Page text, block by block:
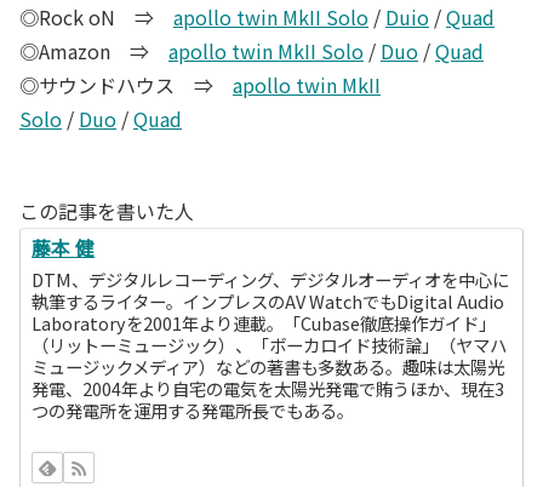
◎Rock oN ⇒ apollo twin MkII Solo / Duio /Quad
◎Amazon ⇒ apollo twin MkII Solo / Duo /Quad
◎サウンドハウス ⇒ apollo twin MkII
Solo / Duo /Quad
この記事を書いた人
藤本 健
DTM、デジタルレコーディング、デジタルオーディオを中心に
執筆するライター。インプレスのAV WatchでもDigital Audio
Laboratoryを2001年より連載。「Cubase徹底操作ガイド」
（リットーミュージック）、「ボーカロイド技術論」（ヤマハ
ミュージックメディア）などの著書も多数ある。趣味は太陽光
発電、2004年より自宅の電気を太陽光発電で賄うほか、現在3
つの発電所を運用する発電所長でもある。